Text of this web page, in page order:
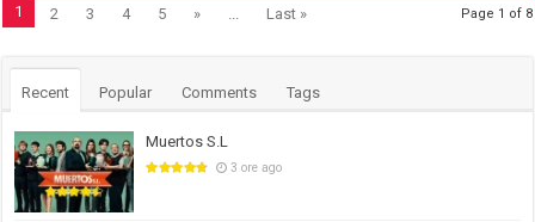
Page 1 of 8
1 2 3 4 5 » Last »
Recent Popular Comments Tags
Muertos S.L
3 ore ago